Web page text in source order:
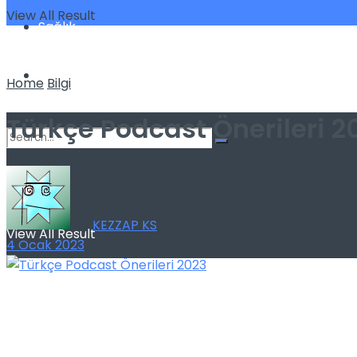
Sağlık
Spor
No Result
View All Result
View All Result
Home Bilgi
Türkçe Podcast Önerileri
byKEZZAP KS
4 Ocak 2023